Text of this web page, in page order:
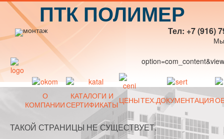
ПТК ПОЛИМЕР
Тел: +7 (916)
Мы
О
КОМПАНИИ
КАТАЛОГИ И
СЕРТИФИКАТЫЦЕНЫТЕХ.ДОКУМЕНТАЦИЯ
ТАКОЙ СТРАНИЦЫ НЕ СУЩЕСТВУЕТ.